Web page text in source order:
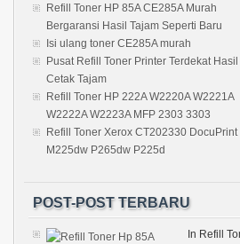
Refill Toner HP 85A CE285A Murah
Bergaransi Hasil Tajam Seperti Baru
Isi ulang toner CE285A murah
Pusat Refill Toner Printer Terdekat Hasil
Cetak Tajam
Refill Toner HP 222A W2220A W2221A
W2222A W2223A MFP 2303 3303
Refill Toner Xerox CT202330 DocuPrint
M225dw P265dw P225d
POST-POST TERBARU
In Refill